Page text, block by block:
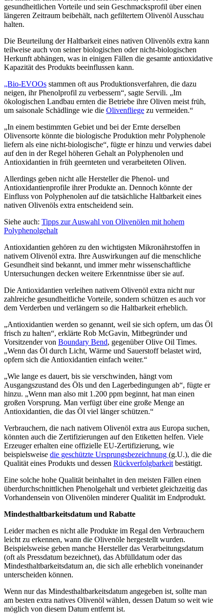
gesundheitlichen Vorteile und sein Geschmacksprofil über einen
längeren Zeitraum beibehält, nach gefiltertem Olivenöl Ausschau
halten.
Die Beurteilung der Haltbarkeit eines nativen Olivenöls extra kann
teilweise auch von seiner biologischen oder nicht-biologischen
Herkunft abhängen, was in einigen Fällen die gesamte antioxidative
Kapazität des Produkts beeinflussen kann.
„Bio-EVOOs stammen oft aus Produktionsverfahren, die dazu
neigen, ihr Phenolprofil zu verbessern“, sagte Servili. „Im
ökologischen Landbau ernten die Betriebe ihre Oliven meist früh,
um saisonale Schädlinge wie die Olivenfliege zu vermeiden.“
„In einem bestimmten Gebiet und bei der Ernte derselben
Olivensorte könnte die biologische Produktion mehr Polyphenole
liefern als eine nicht-biologische“, fügte er hinzu und verwies dabei
auf den in der Regel höheren Gehalt an Polyphenolen und
Antioxidantien in früh geernteten und verarbeiteten Oliven.
Allerdings geben nicht alle Hersteller die Phenol- und
Antioxidantienprofile ihrer Produkte an. Dennoch könnte der
Einfluss von Polyphenolen auf die tatsächliche Haltbarkeit eines
nativen Olivenöls extra entscheidend sein.
Siehe auch: Tipps zur Auswahl von Olivenölen mit hohem
Polyphenolgehalt
Antioxidantien gehören zu den wichtigsten Mikronährstoffen in
nativem Olivenöl extra. Ihre Auswirkungen auf die menschliche
Gesundheit sind bekannt, und immer mehr wissenschaftliche
Untersuchungen decken weitere Erkenntnisse über sie auf.
Die Antioxidantien verleihen nativem Olivenöl extra nicht nur
zahlreiche gesundheitliche Vorteile, sondern schützen es auch vor
dem Verderben und verlängern so die Haltbarkeit erheblich.
„Antioxidantien werden so genannt, weil sie sich opfern, um das Öl
frisch zu halten“, erklärte Rob McGavin, Mitbegründer und
Vorsitzender von Boundary Bend, gegenüber Olive Oil Times.
„Wenn das Öl durch Licht, Wärme und Sauerstoff belastet wird,
opfern sich die Antioxidantien einfach weiter.“
„Wie lange es dauert, bis sie verschwinden, hängt vom
Ausgangszustand des Öls und den Lagerbedingungen ab“, fügte er
hinzu. „Wenn man also mit 1.200 ppm beginnt, hat man einen
großen Vorsprung. Man verfügt über eine große Menge an
Antioxidantien, die das Öl viel länger schützen.“
Verbrauchern, die nach nativem Olivenöl extra aus Europa suchen,
könnten auch die Zertifizierungen auf den Etiketten helfen. Viele
Erzeuger erhalten eine offizielle EU-Zertifizierung, wie
beispielsweise die geschützte Ursprungsbezeichnung (g.U.), die die
Qualität eines Produkts und dessen Rückverfolgbarkeit bestätigt.
Eine solche hohe Qualität beinhaltet in den meisten Fällen einen
überdurchschnittlichen Phenolgehalt und verbietet gleichzeitig das
Vorhandensein von Olivenölen minderer Qualität im Endprodukt.
Mindesthaltbarkeitsdatum und Rabatte
Leider machen es nicht alle Produkte im Regal den Verbrauchern
leicht zu erkennen, wann die Olivenöle hergestellt wurden.
Beispielsweise geben manche Hersteller das Verarbeitungsdatum
(oft als Pressdatum bezeichnet), das Abfülldatum oder das
Mindesthaltbarkeitsdatum an, die sich alle erheblich voneinander
unterscheiden können.
Wenn nur das Mindesthaltbarkeitsdatum angegeben ist, sollte man
am besten extra natives Olivenöl wählen, dessen Datum so weit wie
möglich von diesem Datum entfernt ist.